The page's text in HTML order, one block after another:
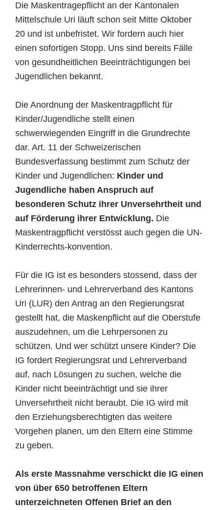
Die Maskentragepflicht an der Kantonalen
Mittelschule Uri läuft schon seit Mitte Oktober
20 und ist unbefristet. Wir fordern auch hier
einen sofortigen Stopp. Uns sind bereits Fälle
von gesundheitlichen Beeinträchtigungen bei
Jugendlichen bekannt.
Die Anordnung der Maskentragpflicht für
Kinder/Jugendliche stellt einen
schwerwiegenden Eingriff in die Grundrechte
dar. Art. 11 der Schweizerischen
Bundesverfassung bestimmt zum Schutz der
Kinder und Jugendlichen: Kinder und
Jugendliche haben Anspruch auf
besonderen Schutz ihrer Unversehrtheit und
auf Förderung ihrer Entwicklung. Die
Maskentragpflicht verstösst auch gegen die UN-
Kinderrechts-konvention.
Für die IG ist es besonders stossend, dass der
Lehrerinnen- und Lehrerverband des Kantons
Uri (LUR) den Antrag an den Regierungsrat
gestellt hat, die Maskenpflicht auf die Oberstufe
auszudehnen, um die Lehrpersonen zu
schützen. Und wer schützt unsere Kinder? Die
IG fordert Regierungsrat und Lehrerverband
auf, nach Lösungen zu suchen, welche die
Kinder nicht beeinträchtigt und sie ihrer
Unversehrtheit nicht beraubt. Die IG wird mit
den Erziehungsberechtigten das weitere
Vorgehen planen, um den Eltern eine Stimme
zu geben.
Als erste Massnahme verschickt die IG einen
von über 650 betroffenen Eltern
unterzeichneten Offenen Brief an den